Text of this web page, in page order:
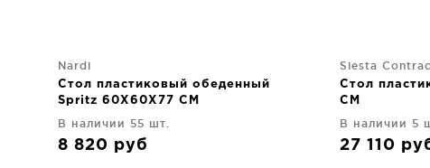
Nardi
Стол пластиковый обеденный
Spritz 60X60X77 CM
В наличии 55 шт.
8 820 руб
Siesta
Стол
CM
В наличии 5
27 110